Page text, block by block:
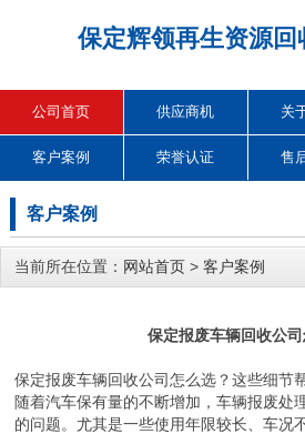
保定辉领再生资源回
公司首页 供应商机 关
客户案例 荣誉认证 售
客户案例
当前所在位置： 网站首页 > 客户案例
保定报废车辆回收公
保定报废车辆回收公司怎么选？这些细节
随着汽车保有量的不断增加，车辆报废处
的问题。尤其是一些使用年限较长、车况